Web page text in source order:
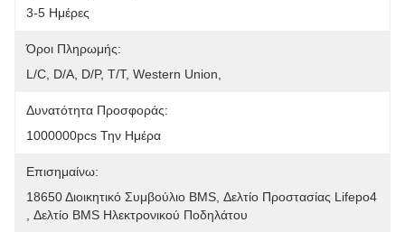
3-5 Ημέρες
Όροι Πληρωμής:
L/C, D/A, D/P, T/T, Western Union,
Δυνατότητα Προσφοράς:
1000000pcs Την Ημέρα
Επισημαίνω:
18650 Διοικητικό Συμβούλιο BMS Δελτίο Προστασίας Lifepo4
Δελτίο BMS Ηλεκτρονικού Ποδηλάτου